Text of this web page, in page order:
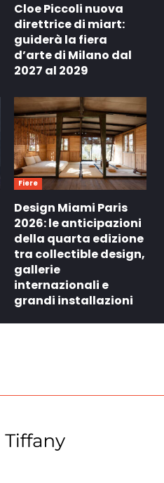
Cloe Piccoli nuova
direttrice di miart:
guiderà la fiera
d’arte di Milano dal
2027 al 2029
Fiere
Design Miami Paris
2026: le anticipazioni
della quarta edizione
tra collectible design,
gallerie
internazionali e
grandi installazioni